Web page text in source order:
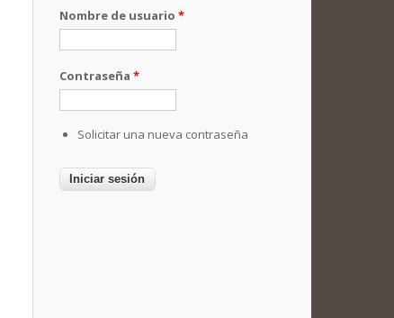
Nombre de usuario *
Contraseña *
Solicitar una nueva contraseña